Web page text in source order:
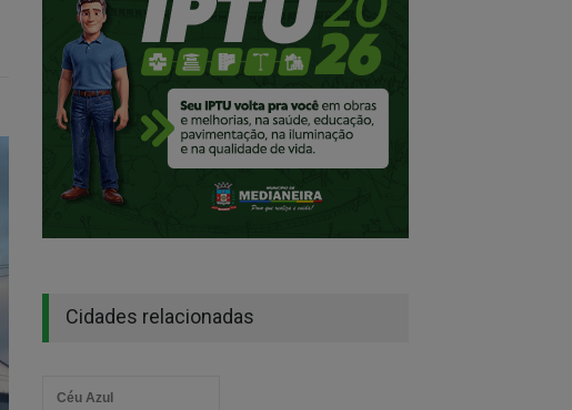
Cidades relacionadas
Céu Azul